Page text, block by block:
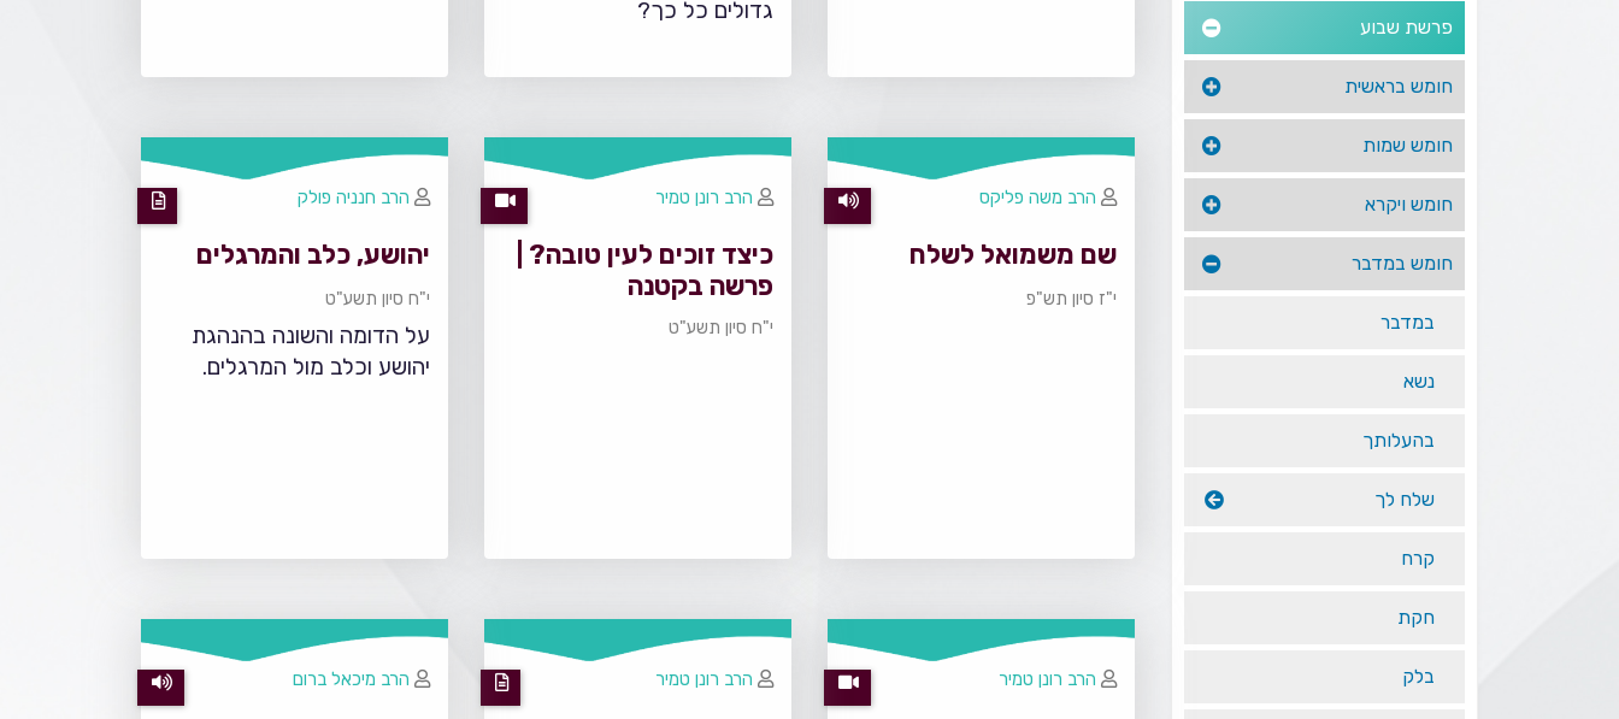
פרשת שבוע
חומש בראשית
חומש שמות
חומש ויקרא
חומש במדבר
במדבר
נשא
בהעלותך
שלח לך
קרח
חקת
בלק
גדולים כל כך?
שם משמואל לשלח
י"ז סיון תש"פ
הרב משה פליקס
כיצד זוכים לעין טובה? |
פרשה בקטנה
י"ח סיון תשע"ט
הרב רונן טמיר
יהושע, כלב והמרגלים
י"ח סיון תשע"ט
על הדומה והשונה בהנהגת
יהושע וכלב מול המרגלים.
הרב חנניה פולק
הרב רונן טמיר הרב רונן טמיר הרב מיכאל ברום